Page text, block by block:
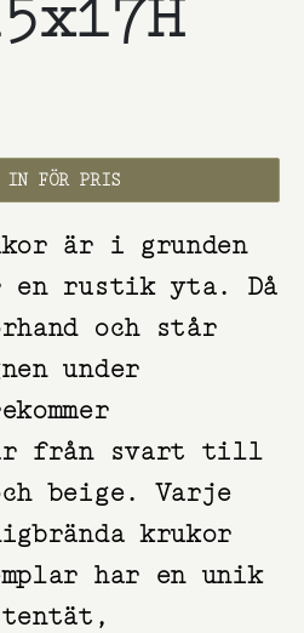
IN FÖR PRIS
är i grunden
en rustik yta. Då
och står
under
från svart till
beige. Varje
krukor
har en unik